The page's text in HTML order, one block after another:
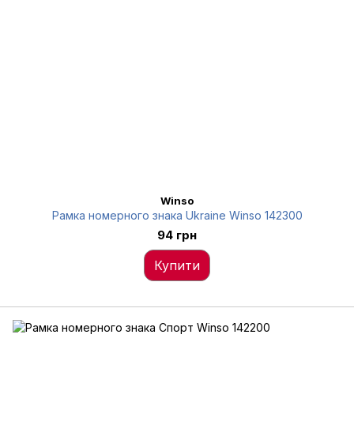
Winso
Рамка номерного знака Ukraine Winso 142300
94 грн
Купити